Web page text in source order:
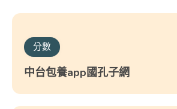
分數
中台包養app國孔子網